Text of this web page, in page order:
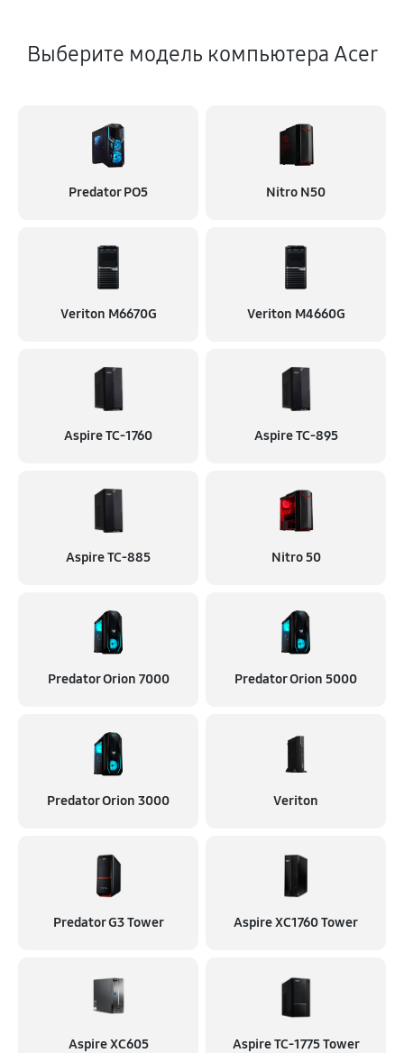
Выберите модель компьютера Acer
Predator PO5 Nitro N50
Veriton M6670G Veriton M4660G
Aspire TC-1760 Aspire TC-895
Aspire TC-885 Nitro 50
Predator Orion 7000 Predator Orion 5000
Predator Orion 3000 Veriton
Predator G3 Tower Aspire XC1760 Tower
Aspire XC605
Aspire TC‑1775 Tower